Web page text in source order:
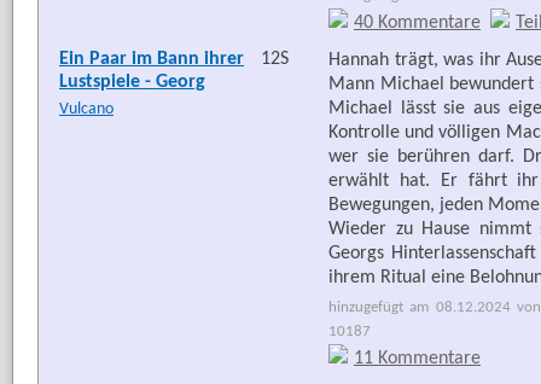
40 Kommentare
Ein Paar im Bann ihrer
Lustspiele - Georg
Vulcano
12S
Hannah trägt, was ihr
Mann Michael bewundert
Michael lässt sie aus
Kontrolle und völligen
wer sie berühren darf.
erwählt hat. Er fährt
Bewegungen, jeden
Wieder zu Hause nimmt
Georgs
ihrem Ritual eine
hinzugefügt am 08.12.2024
10187
11 Kommentare